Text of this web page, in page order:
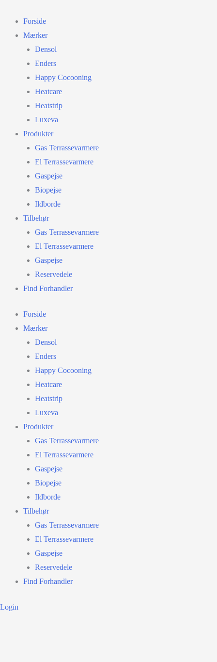
indholdet
Forside
Mærker
Densol
Enders
Happy Cocooning
Heatcare
Heatstrip
Luxeva
Produkter
Gas Terrassevarmere
El Terrassevarmere
Gaspejse
Biopejse
Ildborde
Tilbehør
Gas Terrassevarmere
El Terrassevarmere
Gaspejse
Reservedele
Find Forhandler
Forside
Mærker
Densol
Enders
Happy Cocooning
Heatcare
Heatstrip
Luxeva
Produkter
Gas Terrassevarmere
El Terrassevarmere
Gaspejse
Biopejse
Ildborde
Tilbehør
Gas Terrassevarmere
El Terrassevarmere
Gaspejse
Reservedele
Find Forhandler
Login